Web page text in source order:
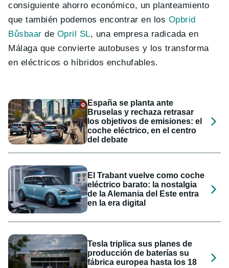
consiguiente ahorro económico, un planteamiento
que también podemos encontrar en los Opbrid
Bůsbaar de Opril SL, una empresa radicada en
Málaga que convierte autobuses y los transforma
en eléctricos o híbridos enchufables.
España se planta ante
Bruselas y rechaza retrasar
los objetivos de emisiones: el
coche eléctrico, en el centro
del debate
El Trabant vuelve como coche
eléctrico barato: la nostalgia
de la Alemania del Este entra
en la era digital
Tesla triplica sus planes de
producción de baterías su
fábrica europea hasta los 18